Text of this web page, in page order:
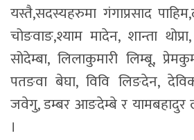
यस्तै,सदस्यहरुमा गंगाप्रसाद
चोङवाङ,श्याम मादेन, शान्ता
सोदेम्बा, लिलाकुमारी लिम्बू,
पतङवा बेघा, विवि लिङदेन,
जवेगु, डम्बर आङदेम्बे र
।